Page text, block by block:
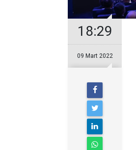
18:29
09 Mart 2022